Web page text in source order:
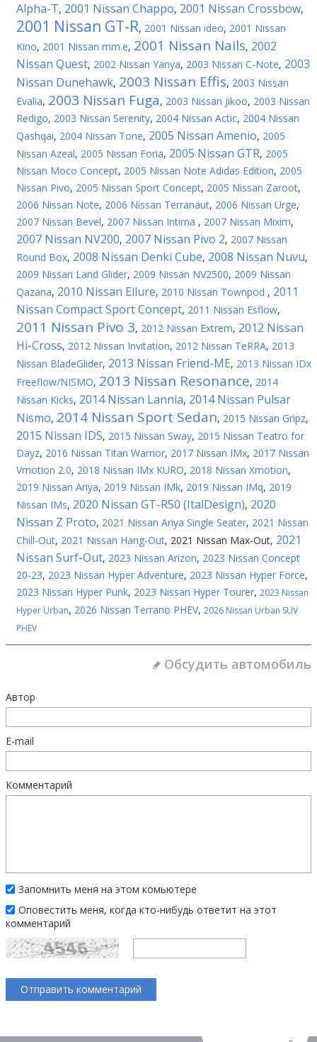
Alpha-T, 2001 Nissan Chappo, 2001 Nissan Crossbow,
2001 Nissan GT-R, 2001 Nissan ideo, 2001 Nissan
Kino, 2001 Nissan mm.e, 2001 Nissan Nails, 2002
Nissan Quest, 2002 Nissan Yanya, 2003 Nissan C-Note, 2003
Nissan Dunehawk, 2003 Nissan Effis, 2003 Nissan
Evalia, 2003 Nissan Fuga, 2003 Nissan Jikoo, 2003 Nissan
Redigo, 2003 Nissan Serenity, 2004 Nissan Actic, 2004 Nissan
Qashqai, 2004 Nissan Tone, 2005 Nissan Amenio, 2005
Nissan Azeal, 2005 Nissan Foria, 2005 Nissan GTR, 2005
Nissan Moco Concept, 2005 Nissan Note Adidas Edition, 2005
Nissan Pivo, 2005 Nissan Sport Concept, 2005 Nissan Zaroot,
2006 Nissan Note, 2006 Nissan Terranaut, 2006 Nissan Urge,
2007 Nissan Bevel, 2007 Nissan Intima , 2007 Nissan Mixim,
2007 Nissan NV200, 2007 Nissan Pivo 2, 2007 Nissan
Round Box, 2008 Nissan Denki Cube, 2008 Nissan Nuvu,
2009 Nissan Land Glider, 2009 Nissan NV2500, 2009 Nissan
Qazana, 2010 Nissan Ellure, 2010 Nissan Townpod , 2011
Nissan Compact Sport Concept, 2011 Nissan Esflow,
2011 Nissan Pivo 3, 2012 Nissan Extrem, 2012 Nissan
Hi-Cross, 2012 Nissan Invitation, 2012 Nissan TeRRA, 2013
Nissan BladeGlider, 2013 Nissan Friend-ME, 2013 Nissan IDx
Freeflow/NISMO, 2013 Nissan Resonance, 2014
Nissan Kicks, 2014 Nissan Lannia, 2014 Nissan Pulsar
Nismo, 2014 Nissan Sport Sedan, 2015 Nissan Gripz,
2015 Nissan IDS, 2015 Nissan Sway, 2015 Nissan Teatro for
Dayz, 2016 Nissan Titan Warrior, 2017 Nissan IMx, 2017 Nissan
Vmotion 2.0, 2018 Nissan IMx KURO, 2018 Nissan Xmotion,
2019 Nissan Ariya, 2019 Nissan IMk, 2019 Nissan IMq, 2019
Nissan IMs, 2020 Nissan GT-R50 (ItalDesign), 2020
Nissan Z Proto, 2021 Nissan Ariya Single Seater, 2021 Nissan
Chill-Out, 2021 Nissan Hang-Out, 2021 Nissan Max-Out, 2021
Nissan Surf-Out, 2023 Nissan Arizon, 2023 Nissan Concept
20-23, 2023 Nissan Hyper Adventure, 2023 Nissan Hyper Force,
2023 Nissan Hyper Punk, 2023 Nissan Hyper Tourer, 2023 Nissan
Hyper Urban, 2026 Nissan Terrano PHEV, 2026 Nissan Urban SUV
PHEV
Обсудить автомобиль
Автор
E-mail
Комментарий
Запомнить меня на этом комьютере
Оповестить меня, когда кто-нибудь ответит на этот
комментарий